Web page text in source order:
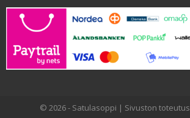
© 2026 - Satulasoppi | Sivuston toteutus